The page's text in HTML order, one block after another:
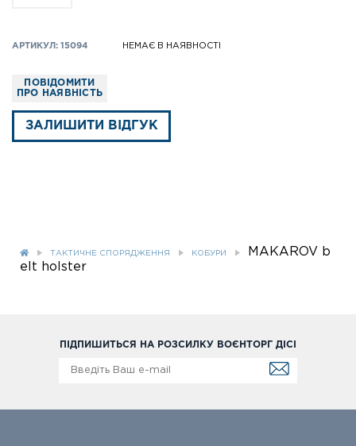
АРТИКУЛ: 15094 НЕМАЄ В НАЯВНОСТІ
ПОВІДОМИТИ
ПРО НАЯВНІСТЬ
ЗАЛИШИТИ ВІДГУК
ТАКТИЧНЕ СПОРЯДЖЕННЯ КОБУРИ
MAKAROV b
elt holster
ПІДПИШИТЬСЯ НА РОЗСИЛКУ ВОЄНТОРГ ДІСІ